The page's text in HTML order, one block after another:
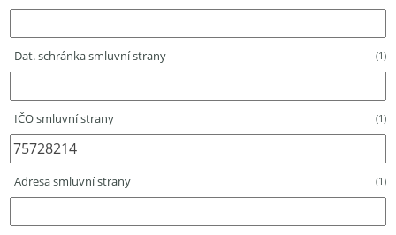
Dat. schránka smluvní strany (1)
IČO smluvní strany (1)
Adresa smluvní strany (1)